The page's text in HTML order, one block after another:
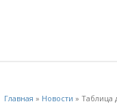
Главная » Новости » Таблица